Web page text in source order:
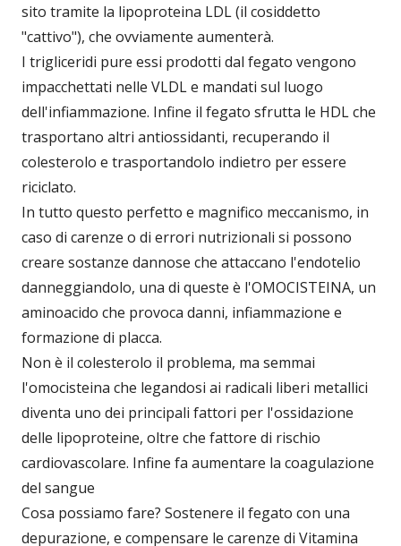
sito tramite la lipoproteina LDL (il cosiddetto
"cattivo"), che ovviamente aumenterà.
I trigliceridi pure essi prodotti dal fegato vengono
impacchettati nelle VLDL e mandati sul luogo
dell'infiammazione. Infine il fegato sfrutta le HDL che
trasportano altri antiossidanti, recuperando il
colesterolo e trasportandolo indietro per essere
riciclato.
In tutto questo perfetto e magnifico meccanismo, in
caso di carenze o di errori nutrizionali si possono
creare sostanze dannose che attaccano l'endotelio
danneggiandolo, una di queste è l'OMOCISTEINA, un
aminoacido che provoca danni, infiammazione e
formazione di placca.
Non è il colesterolo il problema, ma semmai
l'omocisteina che legandosi ai radicali liberi metallici
diventa uno dei principali fattori per l'ossidazione
delle lipoproteine, oltre che fattore di rischio
cardiovascolare. Infine fa aumentare la coagulazione
del sangue
Cosa possiamo fare? Sostenere il fegato con una
depurazione, e compensare le carenze di Vitamina